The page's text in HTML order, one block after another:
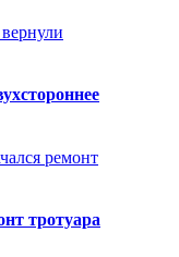
тротуара